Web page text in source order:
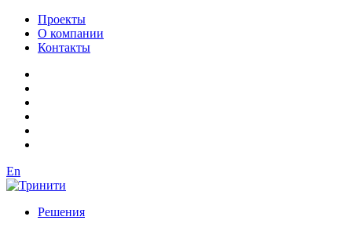
Проекты
О компании
Контакты
En
Решения